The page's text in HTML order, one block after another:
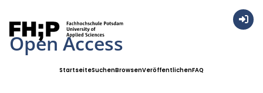
Open Access
StartseiteSuchenBrowsenVeröffentlichenFAQ